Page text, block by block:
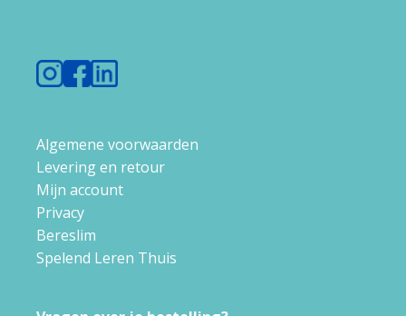
Algemene voorwaarden
Levering en retour
Mijn account
Privacy
Bereslim
Spelend Leren Thuis